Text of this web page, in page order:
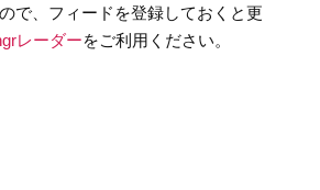
で、フィードを登録しておくと更
レーダーをご利用ください。